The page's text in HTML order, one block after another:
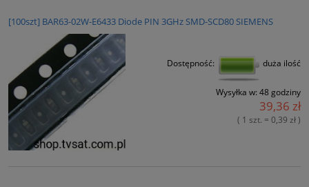
[100szt] BAR63-02W-E6433 Diode PIN 3GHz SMD-SCD80 SIEMENS
Dostępność: duża ilość
Wysyłka w: 48 godziny
39,36 zł
( 1 szt. = 0,39 zł )